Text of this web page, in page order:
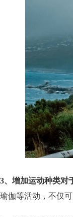
3、增加运动种类对
瑜伽等活动，不仅